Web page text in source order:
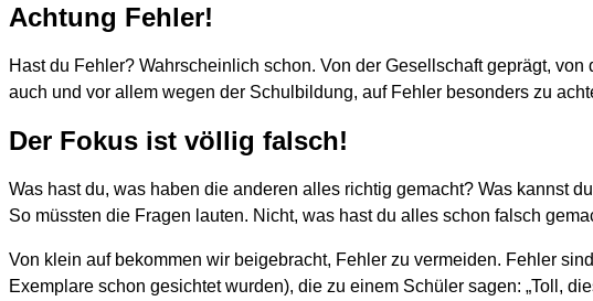
Achtung Fehler!
Hast du Fehler? Wahrscheinlich schon. Von der Gesellschaft geprägt,
auch und vor allem wegen der Schulbildung, auf Fehler besonders zu
Der Fokus ist völlig falsch!
Was hast du, was haben die anderen alles richtig gemacht? Was kannst
So müssten die Fragen lauten. Nicht, was hast du alles schon falsch
Von klein auf bekommen wir beigebracht, Fehler zu vermeiden. Fehler
Exemplare schon gesichtet wurden), die zu einem Schüler sagen: „Toll,